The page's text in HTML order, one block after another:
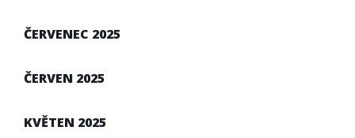
ČERVENEC 2025
ČERVEN 2025
KVĚTEN 2025